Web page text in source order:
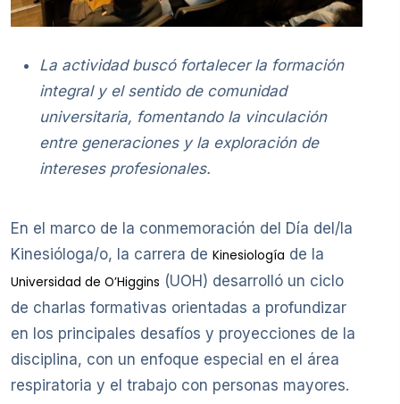
La actividad buscó fortalecer la formación
integral y el sentido de comunidad
universitaria, fomentando la vinculación
entre generaciones y la exploración de
intereses profesionales.
En el marco de la conmemoración del Día del/la
Kinesióloga/o, la carrera de Kinesiología de la
Universidad de O’Higgins (UOH) desarrolló un ciclo
de charlas formativas orientadas a profundizar
en los principales desafíos y proyecciones de la
disciplina, con un enfoque especial en el área
respiratoria y el trabajo con personas mayores.